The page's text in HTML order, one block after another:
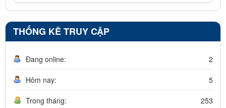
THỐNG KÊ TRUY CẬP
Đang online: 2
Hôm nay: 5
Trong tháng: 253